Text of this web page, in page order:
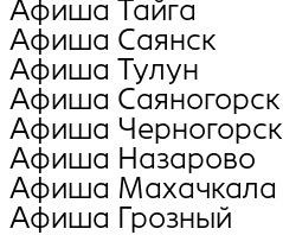
Афиша Тайга
Афиша Саянск
Афиша Тулун
Афиша Саяногорск
Афиша Черногорск
Афиша Назарово
Афиша Махачкала
Афиша Грозный